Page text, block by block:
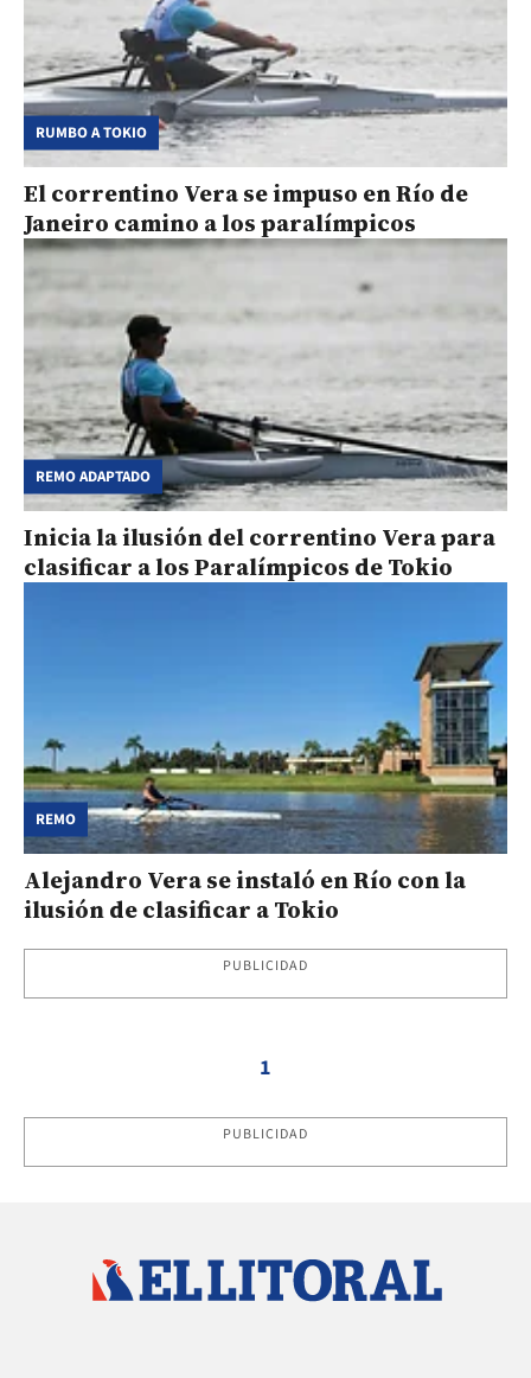
RUMBO A TOKIO
El correntino Vera se impuso en Río de
Janeiro camino a los paralímpicos
REMO ADAPTADO
Inicia la ilusión del correntino Vera para
clasificar a los Paralímpicos de Tokio
REMO
Alejandro Vera se instaló en Río con la
ilusión de clasificar a Tokio
PUBLICIDAD
1
PUBLICIDAD